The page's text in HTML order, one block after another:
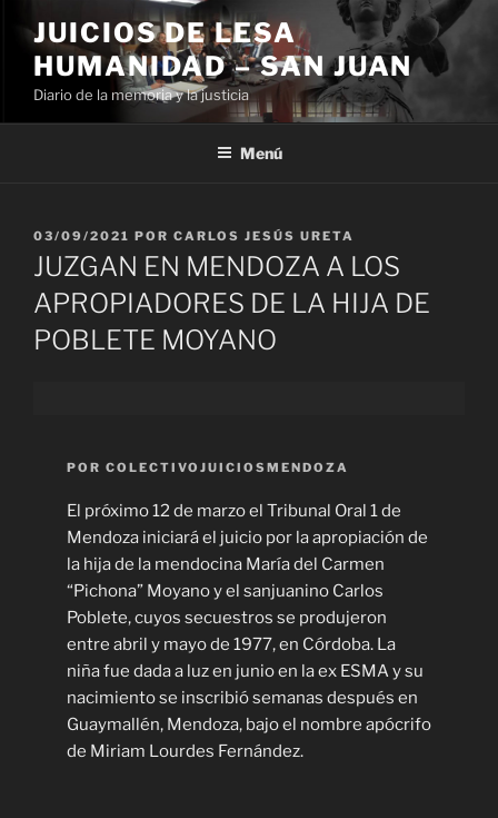
contenido
JUICIOS DE LESA
HUMANIDAD – SAN JUAN
Diario de la memoria y la justicia
Menú
PUBLICADO
EL
03/09/2021 POR CARLOS JESÚS URETA
JUZGAN EN MENDOZA A LOS
APROPIADORES DE LA HIJA DE
POBLETE MOYANO
POR COLECTIVOJUICIOSMENDOZA
El próximo 12 de marzo el Tribunal Oral 1 de
Mendoza iniciará el juicio por la apropiación de
la hija de la mendocina María del Carmen
“Pichona” Moyano y el sanjuanino Carlos
Poblete, cuyos secuestros se produjeron
entre abril y mayo de 1977, en Córdoba. La
niña fue dada a luz en junio en la ex ESMA y su
nacimiento se inscribió semanas después en
Guaymallén, Mendoza, bajo el nombre apócrifo
de Miriam Lourdes Fernández.